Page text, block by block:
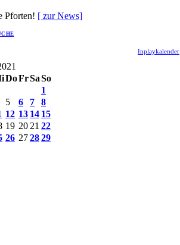
Pforten! [ zur News]
Inplaykalender
DoFrSaSo
1
5 6 7
8
12 13 14 15
19 20 21 22
26 272829